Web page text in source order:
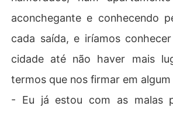
aconchegante e conhecendo
cada saída, e iríamos
cidade até não haver mais
termos que nos firmar em
- Eu já estou com as malas